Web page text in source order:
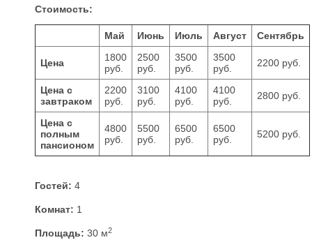
Стоимость:
Май Июнь Июль Август Сентябрь
Цена
1800
руб.
2500
руб.
3500
руб.
3500
руб.
2200 руб.
Цена с
завтраком
2200
руб.
3100
руб.
4100
руб.
4100
руб.
2800 руб.
Цена с
полным
пансионом
4800
руб.
5500
руб.
6500
руб.
6500
руб.
5200 руб.
Гостей: 4
Комнат: 1
Площадь: 30 м2